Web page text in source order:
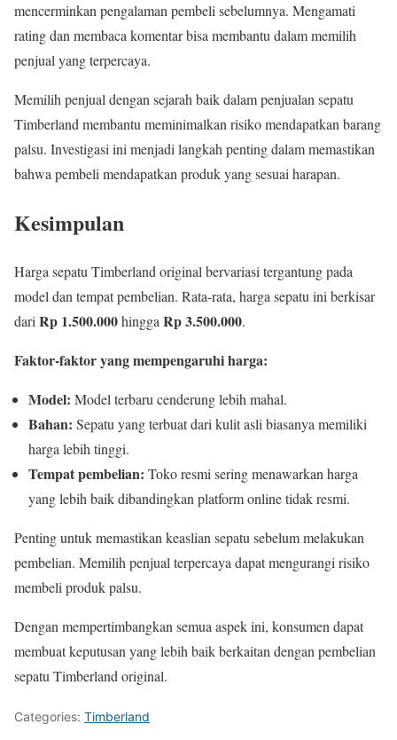
mencerminkan pengalaman pembeli sebelumnya. Mengamati
rating dan membaca komentar bisa membantu dalam memilih
penjual yang terpercaya.
Memilih penjual dengan sejarah baik dalam penjualan sepatu
Timberland membantu meminimalkan risiko mendapatkan barang
palsu. Investigasi ini menjadi langkah penting dalam memastikan
bahwa pembeli mendapatkan produk yang sesuai harapan.
Kesimpulan
Harga sepatu Timberland original bervariasi tergantung pada
model dan tempat pembelian. Rata-rata, harga sepatu ini berkisar
dariRp 1.500.000hinggaRp 3.500.000.
Faktor-faktor yang mempengaruhi harga:
Model: Model terbaru cenderung lebih mahal.
Bahan: Sepatu yang terbuat dari kulit asli biasanya memiliki
harga lebih tinggi.
Tempat pembelian: Toko resmi sering menawarkan harga
yang lebih baik dibandingkan platform online tidak resmi.
Penting untuk memastikan keaslian sepatu sebelum melakukan
pembelian. Memilih penjual terpercaya dapat mengurangi risiko
membeli produk palsu.
Dengan mempertimbangkan semua aspek ini, konsumen dapat
membuat keputusan yang lebih baik berkaitan dengan pembelian
sepatu Timberland original.
Categories: Timberland